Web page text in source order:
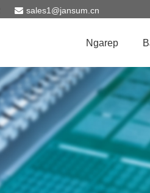
sales1@jansum.cn
Ngarep